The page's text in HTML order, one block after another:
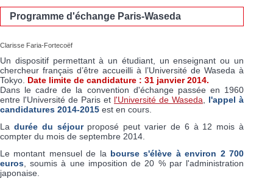
Programme d'échange Paris-Waseda
Clarisse Faria-Fortecoëf
Un dispositif permettant à un étudiant, un enseignant ou un
chercheur français d’être accueilli à l’Université de Waseda à
Tokyo. Date limite de candidature : 31 janvier 2014.
Dans le cadre de la convention d'échange passée en 1960
entre l'Université de Paris et l'Université de Waseda
l'appel à
candidatures 2014-2015 est en cours.
La durée du séjourproposé peut varier de 6 à 12 mois à
compter du mois de septembre 2014.
Le montant mensuel de la bourse s'élève à environ 2 700
euros , soumis à une imposition de 20 % par l'administration
japonaise.